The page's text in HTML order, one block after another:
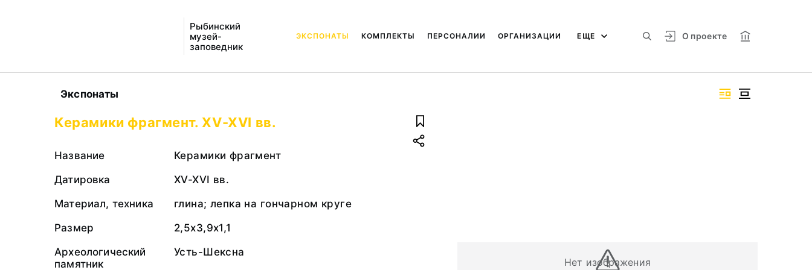
Рыбинский
музей-
заповедник
О проекте
ЭКСПОНАТЫ КОМПЛЕКТЫ ПЕРСОНАЛИИ ОРГАНИЗАЦИИ ЕЩЕ
Экспонаты
Нет изображения
Керамики фрагмент. XV-XVI вв.
Название
Керамики фрагмент
Датировка
XV-XVI вв.
Материал, техника
глина; лепка на гончарном круге
Размер
2,5х3,9х1,1
Археологический
памятник
Усть-Шексна